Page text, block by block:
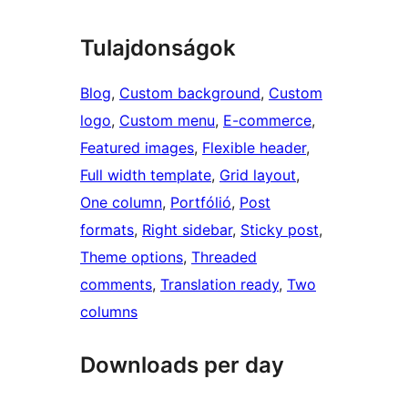
Tulajdonságok
Blog, Custom background, Custom
logo, Custom menu, E-commerce
Featured images, Flexible header
Full width template, Grid layout
One column, Portfólió, Post
formats, Right sidebar, Sticky post
Theme options, Threaded
comments, Translation ready, Two
columns
Downloads per day